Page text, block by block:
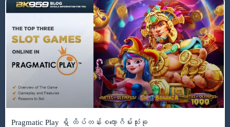
Pragmatic Play ရှိ ထိပ်တန်းစလော့ဂိမ်းသုံးခု